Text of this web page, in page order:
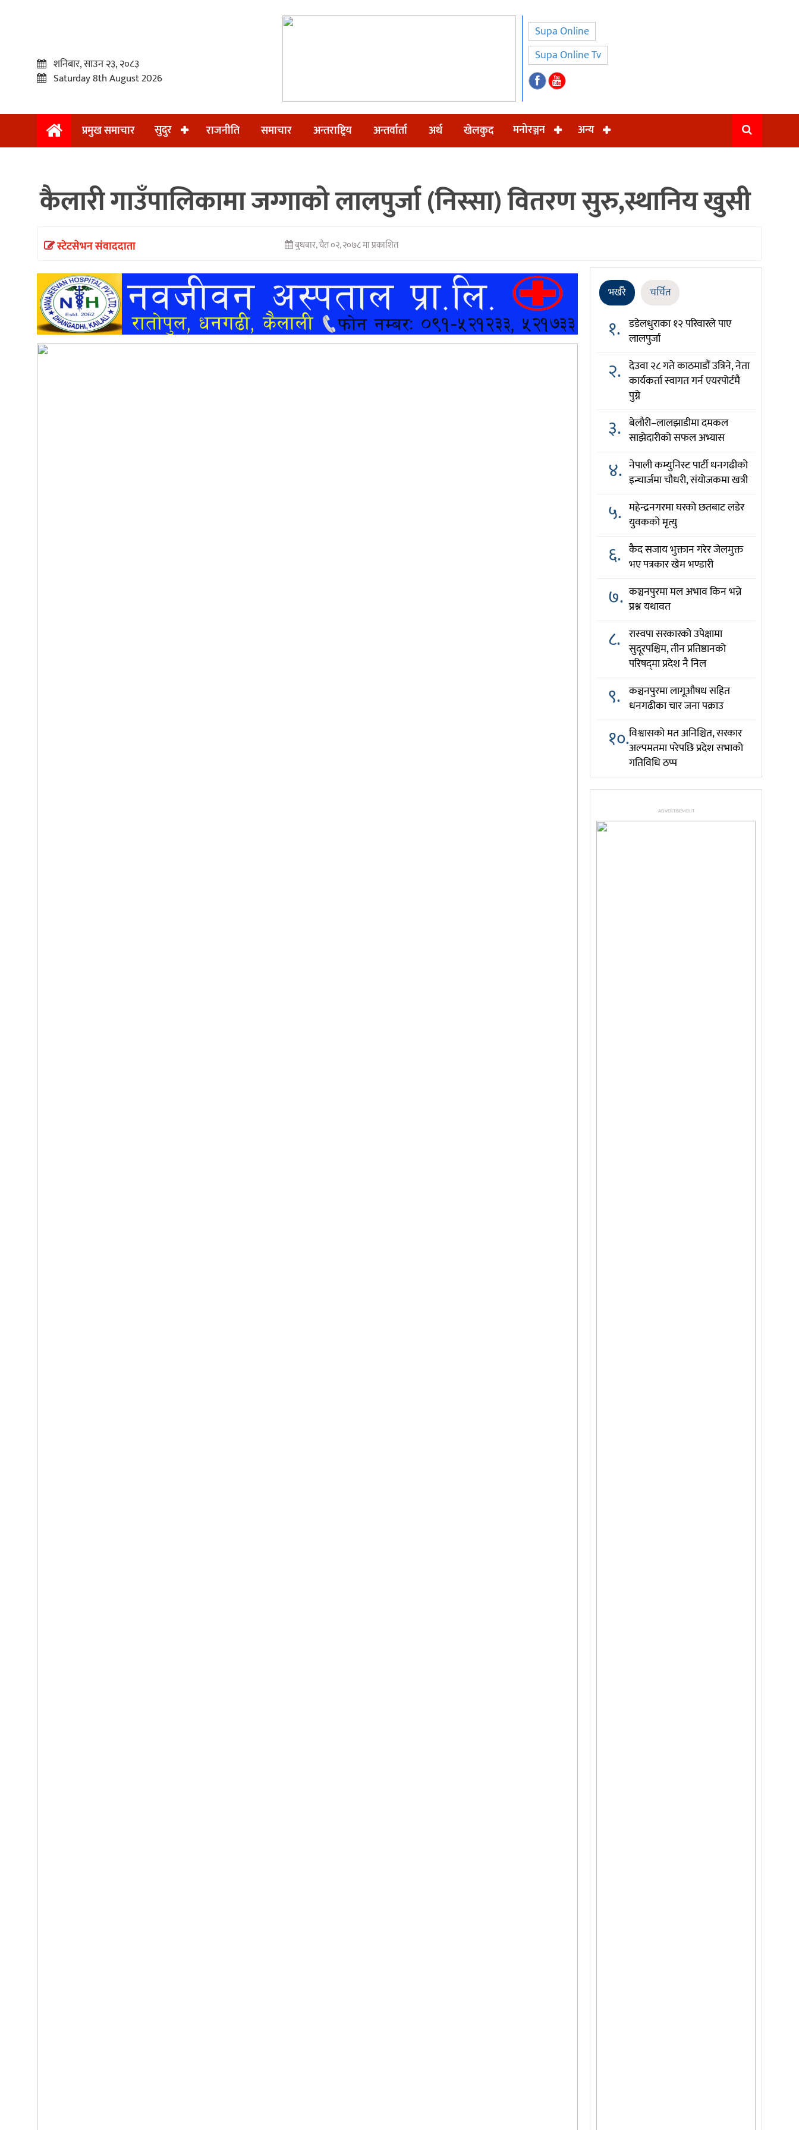
प्रमुख
समाचार
अन्तर्वार्ता
खेलकुद
शनिबार, साउन २३, २०८३
Saturday 8th August 2026
Supa Online
Supa Online Tv
प्रमुख समाचार सुदुर राजनीति समाचार अन्तराष्ट्रिय अन्तर्वार्ता अर्थ खेलकुद मनोरञ्जन अन्य
कैलारी गाउँपालिकामा जग्गाको लालपुर्जा (निस्सा) वितरण सुरु,स्थानिय खुसी
स्टेटसेभन संवाददाता बुधबार, चैत ०२, २०७८ मा प्रकाशित
भर्खरै चर्चित
१. डडेलधुराका १२ परिवारले पाए
लालपुर्जा
२. देउवा २८ गते काठमाडौं उत्रिने, नेता
कार्यकर्ता स्वागत गर्न एयरपोर्टमै
पुग्ने
३. बेलौरी–लालझाडीमा दमकल
साझेदारीको सफल अभ्यास
४. नेपाली कम्युनिस्ट पार्टी धनगढीको
इन्चार्जमा चौधरी, संयोजकमा खत्री
५. महेन्द्रनगरमा घरको छतबाट लडेर
युवकको मृत्यु
६. कैद सजाय भुक्तान गरेर जेलमुक्त
भए पत्रकार खेम भण्डारी
७. कञ्चनपुरमा मल अभाव किन भन्ने
प्रश्न यथावत
८. रास्वपा सरकारको उपेक्षामा
सुदूरपश्चिम, तीन प्रतिष्ठानको
परिषद्‌मा प्रदेश नै निल
९. कञ्चनपुरमा लागूऔषध सहित
धनगढीका चार जना पक्राउ
१०.विश्वासको मत अनिश्चित, सरकार
अल्पमतमा परेपछि प्रदेश सभाको
गतिविधि ठप्प
ADVERTISEMENT